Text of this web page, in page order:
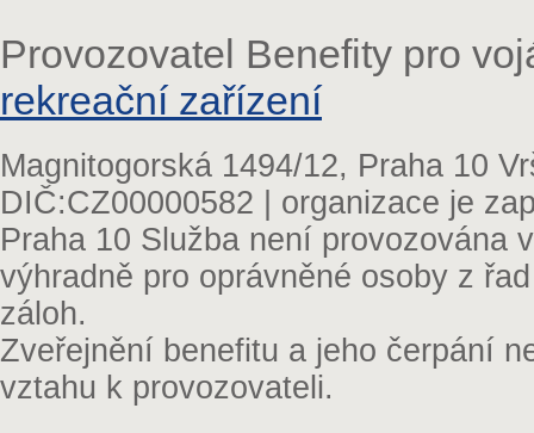
Provozovatel Benefity pro
rekreační zařízení
Magnitogorská 1494/12, Praha 10
DIČ:CZ00000582 | organizace je
Praha 10 Služba není provozována
výhradně pro oprávněné osoby z
záloh.
Zveřejnění benefitu a jeho čerpání
vztahu k provozovateli.